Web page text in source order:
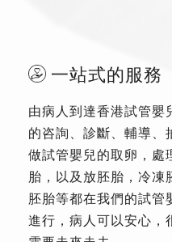
一站式的服務
由病人到達香港試管嬰
的咨詢、診斷、輔導、
做試管嬰兒的取卵，處
胎，以及放胚胎，冷凍
胚胎等都在我們的試管
進行，病人可以安心，